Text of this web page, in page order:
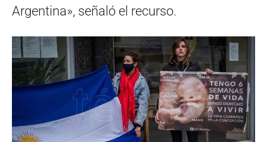
Argentina», señaló el recurso.